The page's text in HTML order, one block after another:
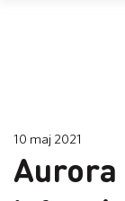
10 maj 2021
Aurora